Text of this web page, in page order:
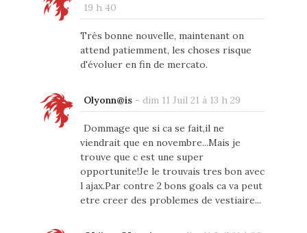
19 h 40
Très bonne nouvelle, maintenant on
attend patiemment, les choses risque
d'évoluer en fin de mercato.
Olyonn@is- dim 11 Juil 21 à 13 h 29
Dommage que si ca se fait,il ne
viendrait que en novembre...Mais je
trouve que c est une super
opportunite!Je le trouvais tres bon avec
l ajax.Par contre 2 bons goals ca va peut
etre creer des problemes de vestiaire...